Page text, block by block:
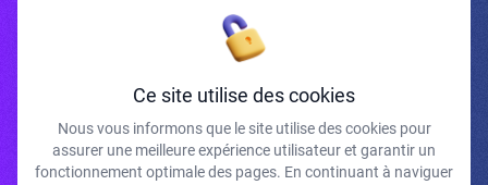
Inscrivez-vous à la newsletter
J'accepte de recevoir vos e-mails et confirme avoir pris connaissance de
Ce site utilise des cookies
Nous vous informons que le site utilise des cookies pour
assurer une meilleure expérience utilisateur et garantir un
fonctionnement optimale des pages. En continuant à naviguer